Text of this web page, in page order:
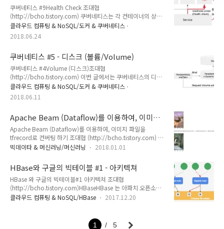
한다. 쿠버네티스 모니터링 컨셉쿠버네티스에 대한 모니터링을
보면 많은 툴과 지표들이 있어서 혼돈하기 쉬운데, 먼저 모니터
링 컨셉에 대한 이해를 할 필요가 있다.쿠버네티스 기반의 시스
템을 모니터링하기 위해서는 크게 아래와 같이 4가지 계층을 모
니터링해야 한다. 1. 호스트 (노드)먼저 ..
쿠버네티스 #9Health Check 조대협
(http://bcho.tistory.com) 쿠버네티스는 각 컨테이너의 상태
를 주기적으로 체크해서, 문제가 있는 컨테이너를 자동으로 재시
작하거나 또는 문제가 있는 컨테이너(Pod를) 서비스에서 제외
할 수 있다. 이러한 기능을 헬쓰 체크라고 하는데, 크게 두가지
Liveness probe 그리고 컨테이너가 서비스가 가능한 상태인지
를 체크하는 방법을 Readiness probe 라고 한다. Probe
typesLiveness probe와 readiness probe는 컨테이너가 정상
적인지 아닌지를 체크하는 방법으로 다음과 같이 3가지 방식을
제공한다.Command probeHTTP probeTCP pr..
클라우드 컴퓨팅 & NoSQL/도커 & 쿠버네티스
2018.06.24
쿠버네티스 #5 - 디스크 (볼륨/Volume)
쿠버네티스 #4Volume (디스크)조대협
(http://bcho.tistory.com) 이번 글에서는 쿠버네티스의 디스
크 서비스인 볼륨에 대해서 알아보도록 하겠다.쿠버네티스에서
볼륨이란 Pod에 종속되는 디스크이다. (컨테이너 단위가 아님).
Pod 단위이기 때문에, 그 Pod에 속해 있는 여러개의 컨테이너
가지 종류가 있는데, 로컬 디스크 뿐 아니라, NFS, iSCSI, Fiber
Channel과 같은 일반적인 외장 디스크 인터페이스는 물론,
GlusterFS나, Ceph와 같은 오픈 소스 파일 시스템, AWS EBS,
GCP Persistent 디스크와 같은 퍼블릭 클라우드에서 제공되는
디스크, VsphereVolume과 같이 프라이비트 ..
클라우드 컴퓨팅 & NoSQL/도커 & 쿠버네티스
2018.06.11
Apache Beam (Dataflow)를 이용하여, 이미지
파일을 tfrecord로 컨버팅 하기
Apache Beam (Dataflow)를 이용하여, 이미지 파일을
tfrecord로 컨버팅 하기 조대협 (http://bcho.tistory.com) 개
요텐서플로우 학습에 있어서 데이타 포맷은 학습의 성능을 결정
지 목록과 이미지 파일이 분리되어 있어서 텐서플로우에서 학습
시 이미지 목록을 읽으면서, 거기에 있는 이미지 파일을 매번 읽
어야 하기 때문에, 코딩이 다소 지저분해지고,IO 성능이 떨어질
수 있다텐서플로우에서는 이러한 학습 데이타를 쉽게 읽을 수 있
도록 tfrecord (http://bcho.tistory.com/1190)라는 파일 포
빅데이타 & 머신러닝/머신러닝 2018.01.01
HBase와 구글의 빅테이블 #1 - 아키텍쳐
HBase 와 구글의 빅테이블#1 아키텍쳐 조대협
(http://bcho.tistory.com)HBaseHBase 는 아파치 오픈소스
NoSQL 솔루션으로 구글의 빅테이블
며, 대용량 데이타를 빠르게 처리할 수 있는 기능을 가지고 있다.
클라우드 컴퓨팅 & NoSQL/HBase 2017.12.20
1 5